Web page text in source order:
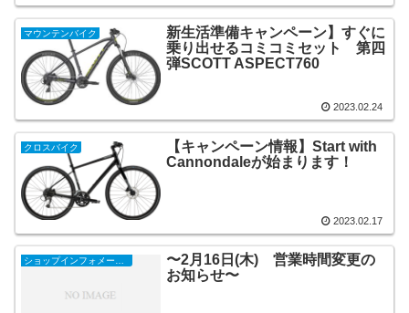
マウンテンバイク
新生活準備キャンペーン】すぐに
乗り出せるコミコミセット 第四
弾SCOTT ASPECT760
2023.02.24
クロスバイク
【キャンペーン情報】Start with
Cannondaleが始まります！
2023.02.17
ショップインフォメーション
〜2月16日(木) 営業時間変更の
お知らせ〜